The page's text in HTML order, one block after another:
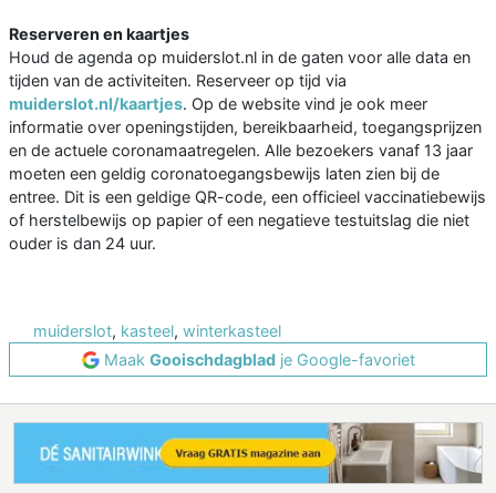
Reserveren en kaartjes
Houd de agenda op muiderslot.nl in de gaten voor alle data en
tijden van de activiteiten. Reserveer op tijd via
muiderslot.nl/kaartjes. Op de website vind je ook meer
informatie over openingstijden, bereikbaarheid, toegangsprijzen
en de actuele coronamaatregelen. Alle bezoekers vanaf 13 jaar
moeten een geldig coronatoegangsbewijs laten zien bij de
entree. Dit is een geldige QR-code, een officieel vaccinatiebewijs
of herstelbewijs op papier of een negatieve testuitslag die niet
ouder is dan 24 uur.
muiderslot, kasteel, winterkasteel
Maak Gooischdagbladje Google-favoriet